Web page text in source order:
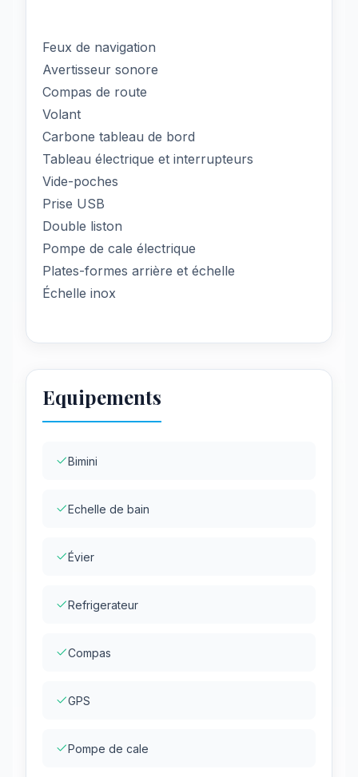
Feux de navigation
Avertisseur sonore
Compas de route
Volant
Carbone tableau de bord
Tableau électrique et interrupteurs
Vide-poches
Prise USB
Double liston
Pompe de cale électrique
Plates-formes arrière et échelle
Échelle inox
Equipements
Bimini
Echelle de bain
Évier
Refrigerateur
Compas
GPS
Pompe de cale